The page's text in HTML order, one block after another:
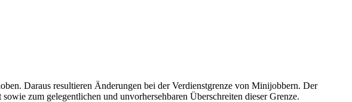
Daraus resultieren Änderungen bei der Verdienstgrenze von Minijobbern. Der
zum gelegentlichen und unvorhersehbaren Überschreiten dieser Grenze.